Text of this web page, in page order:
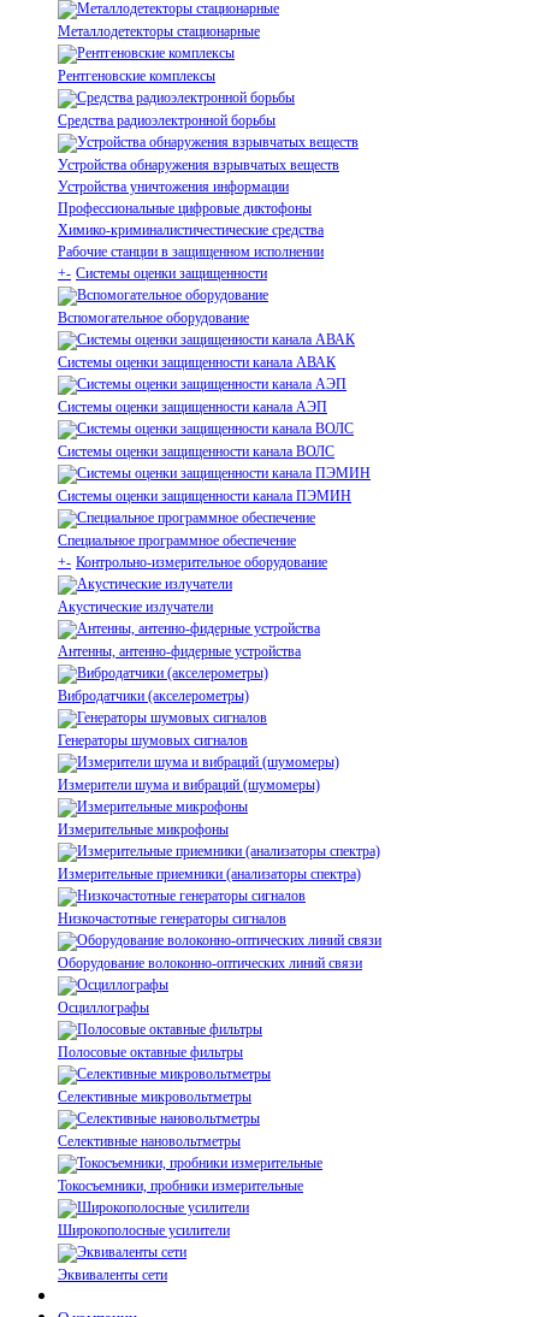
Металлодетекторы стационарные
Рентгеновские комплексы
Средства радиоэлектронной борьбы
Устройства обнаружения взрывчатых веществ
Устройства уничтожения информации
Профессиональные цифровые диктофоны
Химико-криминалистичестические средства
Рабочие станции в защищенном исполнении
+- Системы оценки защищенности
Вспомогательное оборудование
Системы оценки защищенности канала АВАК
Системы оценки защищенности канала АЭП
Системы оценки защищенности канала ВОЛС
Системы оценки защищенности канала ПЭМИН
Специальное программное обеспечение
+- Контрольно-измерительное оборудование
Акустические излучатели
Антенны, антенно-фидерные устройства
Вибродатчики (акселерометры)
Генераторы шумовых сигналов
Измерители шума и вибраций (шумомеры)
Измерительные микрофоны
Измерительные приемники (анализаторы спектра)
Низкочастотные генераторы сигналов
Оборудование волоконно-оптических линий связи
Осциллографы
Полосовые октавные фильтры
Селективные микровольтметры
Селективные нановольтметры
Токосъемники, пробники измерительные
Широкополосные усилители
Эквиваленты сети